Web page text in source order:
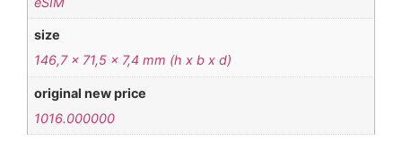
size
146,7 x 71,5 x 7,4 mm (h x b x d)
original new price
1016.000000